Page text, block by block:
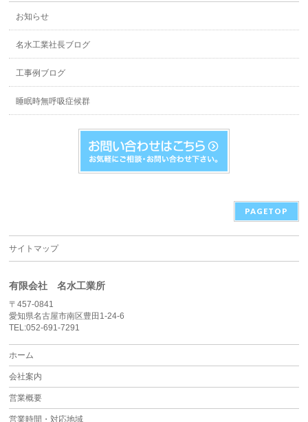
お知らせ
名水工業社長ブログ
工事例ブログ
睡眠時無呼吸症候群
PAGETOP
サイトマップ
有限会社 名水工業所
〒457-0841
愛知県名古屋市南区豊田1-24-6
TEL:052-691-7291
ホーム
会社案内
営業概要
営業時間・対応地域